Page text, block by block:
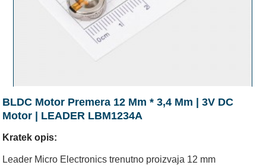
BLDC Motor Premera 12 Mm * 3,4 Mm | 3V DC
Motor | LEADER LBM1234A
Kratek opis:
Leader Micro Electronics trenutno proizvaja 12 mm